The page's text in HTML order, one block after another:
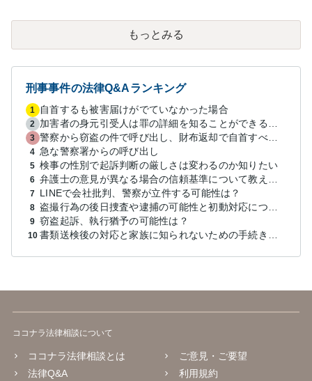
もっとみる
刑事事件の法律Q&Aランキング
1 自首するも被害届けがでていなかった場合
2 加害者の身元引受人は罪の詳細を知ることができるか？
3 警察から窃盗の件で呼び出し、財布返却で自首すべきか？
4 急な警察署からの呼び出し
5 検事の性別で起訴判断の厳しさは変わるのか知りたい
6 弁護士の意見が異なる場合の信頼基準について教えてください
7 LINEで会社批判、警察が立件する可能性は？
8 盗撮行為の後日捜査や逮捕の可能性と初動対応について
9 窃盗起訴、執行猶予の可能性は？
10 書類送検後の対応と家族に知られないための手続きについて相談
ココナラ法律相談について
ココナラ法律相談とは
法律Q&A
ご意見・ご要望
利用規約